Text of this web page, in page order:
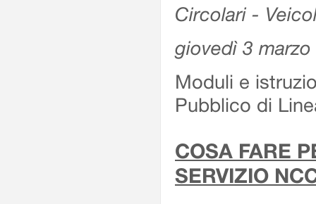
Circolari -
giovedì 3 marzo
Moduli e
Pubblico di
COSA FARE
SERVIZIO